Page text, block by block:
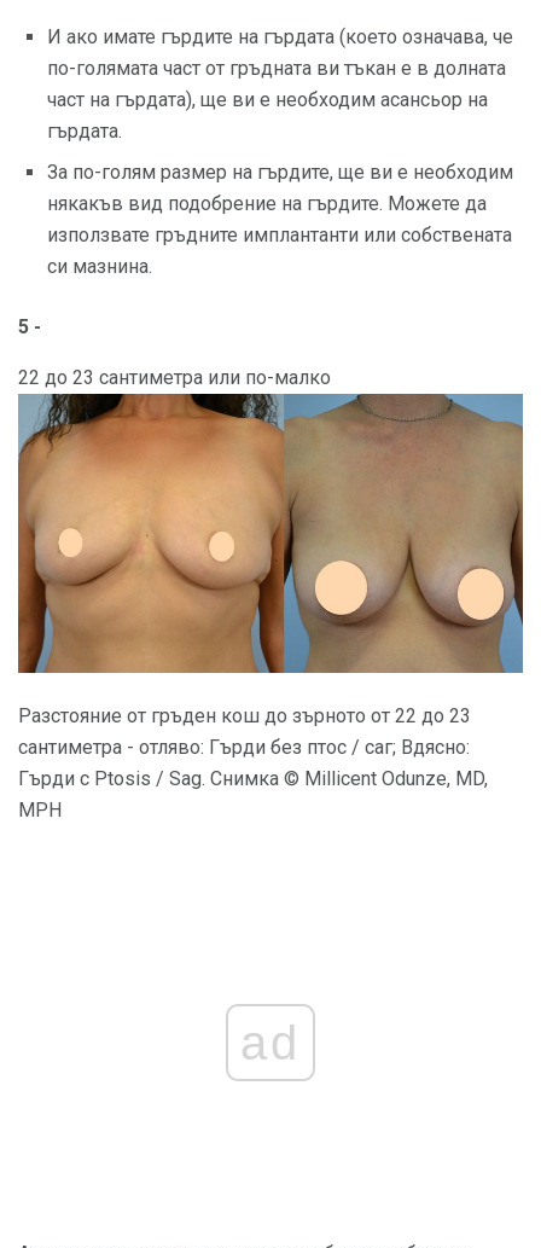
И ако имате гърдите на гърдата (което означава, че
по-голямата част от гръдната ви тъкан е в долната
част на гърдата), ще ви е необходим асансьор на
гърдата.
За по-голям размер на гърдите, ще ви е необходим
някакъв вид подобрение на гърдите. Можете да
използвате гръдните имплантанти или собствената
си мазнина.
5 -
22 до 23 сантиметра или по-малко
Разстояние от гръден кош до зърното от 22 до 23
сантиметра - отляво: Гърди без птос / саг; Вдясно:
Гърди с Ptosis / Sag. Снимка © Millicent Odunze, MD,
MPH
ad